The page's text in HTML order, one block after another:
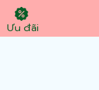
Ưu đãi
© 2024
- dụng cụ y tế